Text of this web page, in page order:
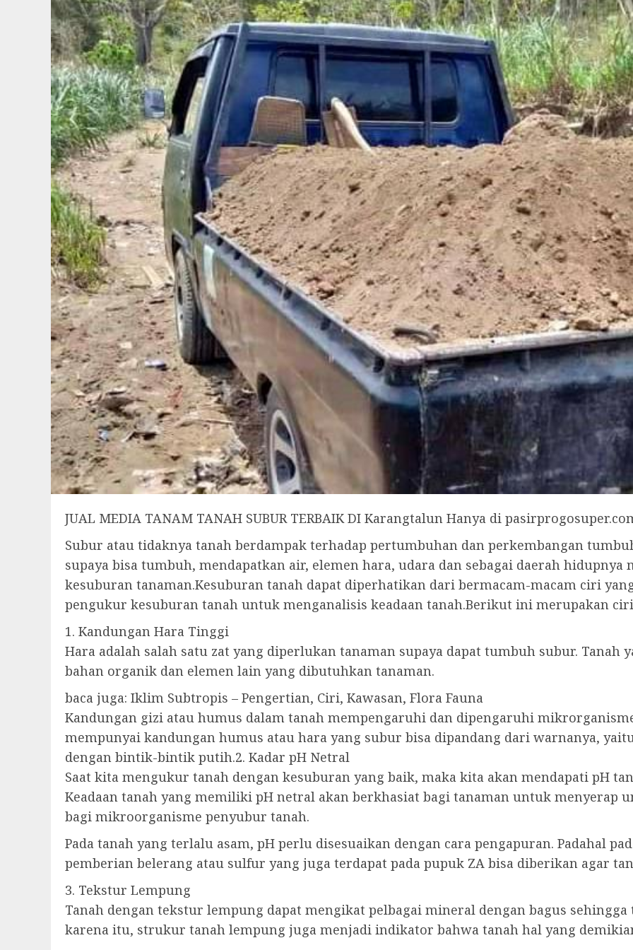
JUAL MEDIA TANAM TANAH SUBUR TERBAIK DI Karangtalun Hanya di
Subur atau tidaknya tanah berdampak terhadap pertumbuhan dan perkembangan
supaya bisa tumbuh, mendapatkan air, elemen hara, udara dan sebagai daerah
kesuburan tanaman.Kesuburan tanah dapat diperhatikan dari bermacam-macam ciri
pengukur kesuburan tanah untuk menganalisis keadaan tanah.Berikut ini merupakan
1. Kandungan Hara Tinggi
Hara adalah salah satu zat yang diperlukan tanaman supaya dapat tumbuh subur. Tanah
bahan organik dan elemen lain yang dibutuhkan tanaman.
baca juga: Iklim Subtropis – Pengertian, Ciri, Kawasan, Flora Fauna
Kandungan gizi atau humus dalam tanah mempengaruhi dan dipengaruhi
mempunyai kandungan humus atau hara yang subur bisa dipandang dari warnanya,
dengan bintik-bintik putih.2. Kadar pH Netral
Saat kita mengukur tanah dengan kesuburan yang baik, maka kita akan mendapati pH
Keadaan tanah yang memiliki pH netral akan berkhasiat bagi tanaman untuk menyerap
bagi mikroorganisme penyubur tanah.
Pada tanah yang terlalu asam, pH perlu disesuaikan dengan cara pengapuran. Padahal
pemberian belerang atau sulfur yang juga terdapat pada pupuk ZA bisa diberikan agar
3. Tekstur Lempung
Tanah dengan tekstur lempung dapat mengikat pelbagai mineral dengan bagus
karena itu, strukur tanah lempung juga menjadi indikator bahwa tanah hal yang